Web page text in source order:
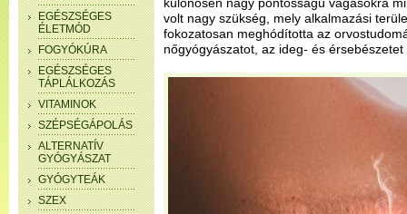
EGÉSZSÉGES
ÉLETMÓD
FOGYÓKÚRA
EGÉSZSÉGES
TÁPLÁLKOZÁS
VITAMINOK
SZÉPSÉGÁPOLÁS
ALTERNATÍV
GYÓGYÁSZAT
GYÓGYTEÁK
SZEX
volt nagy szükség, mely alkalmazási
fokozatosan meghódította az
nőgyógyászatot, az ideg- és érsebészetet